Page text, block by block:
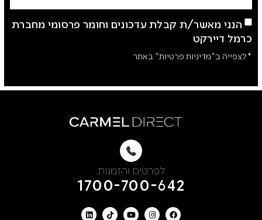
הנני מאשר/ת קבלת עדכונים וחומר פרסומי מחברת
כרמל דיירקט
*לצפייה ב"מדיניות פרטיות" באתר
לפרטים והזמנות
1700-700-642